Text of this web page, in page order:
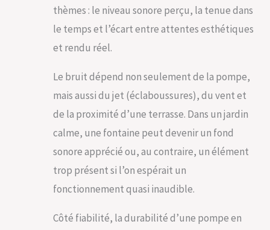
thèmes : le niveau sonore perçu, la tenue dans
le temps et l’écart entre attentes esthétiques
et rendu réel.
Le bruit dépend non seulement de la pompe,
mais aussi du jet (éclaboussures), du vent et
de la proximité d’une terrasse. Dans un jardin
calme, une fontaine peut devenir un fond
sonore apprécié ou, au contraire, un élément
trop présent si l’on espérait un
fonctionnement quasi inaudible.
Côté fiabilité, la durabilité d’une pompe en